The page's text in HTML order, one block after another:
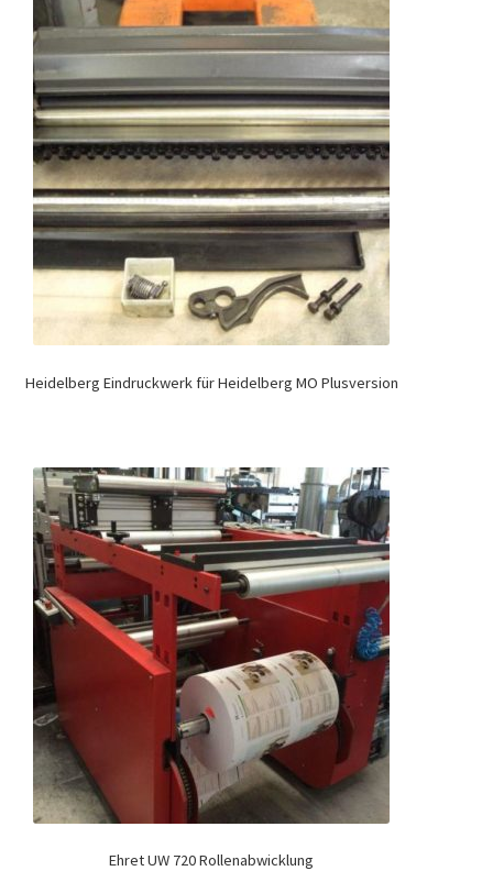
Heidelberg Eindruckwerk für Heidelberg MO Plusversion
Ehret UW 720 Rollenabwicklung